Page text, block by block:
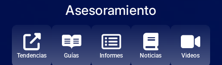
Asesoramiento
Tendencias Guías Informes Noticias Videos